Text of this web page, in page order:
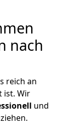
nach
reich an
ist. Wir
und